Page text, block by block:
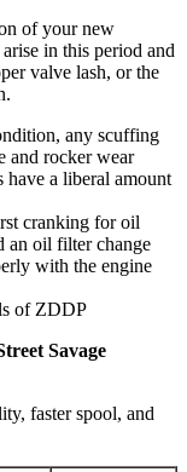
of your new
in this period and
valve lash, or the
any scuffing
and rocker wear
have a liberal amount
cranking for oil
an oil filter change
with the engine
of ZDDP
Savage
faster spool, and